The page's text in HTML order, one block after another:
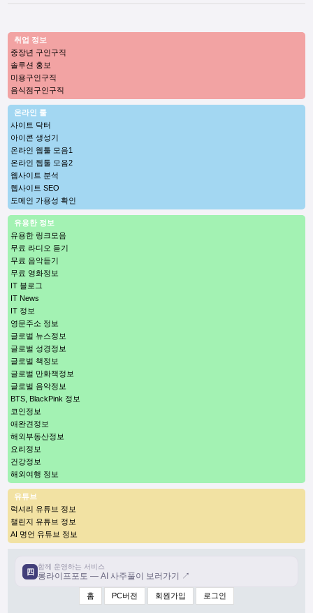
취업 정보
중장년 구인구직
솔루션 홍보
미용구인구직
음식점구인구직
온라인 툴
사이트 닥터
아이콘 생성기
온라인 웹툴 모음1
온라인 웹툴 모음2
웹사이트 분석
웹사이트 SEO
도메인 가용성 확인
유용한 정보
유용한 링크모음
무료 라디오 듣기
무료 음악듣기
무료 영화정보
IT 블로그
IT News
IT 정보
영문주소 정보
글로벌 뉴스정보
글로벌 성경정보
글로벌 책정보
글로벌 만화책정보
글로벌 음악정보
BTS, BlackPink 정보
코인정보
애완견정보
해외부동산정보
요리정보
건강정보
해외여행 정보
유튜브
럭셔리 유튜브 정보
챌린지 유튜브 정보
AI 명언 유튜브 정보
四
함께 운영하는 서비스
롱라이프포토 — AI 사주풀이 보러가기 ↗
홈 PC버전 회원가입 로그인